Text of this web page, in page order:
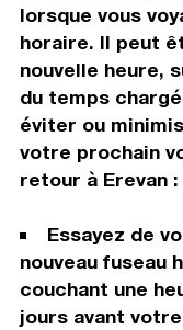
lorsque vous
horaire. Il peut
nouvelle heure,
du temps
éviter ou
votre prochain
retour à Erevan :
Essayez de
nouveau fuseau
couchant une
jours avant